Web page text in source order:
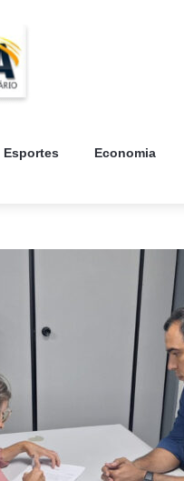
Esportes Economia